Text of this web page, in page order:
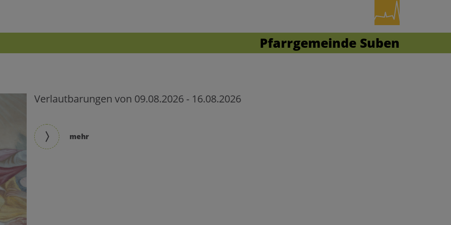
Pfarrgemeinde Suben
Verlautbarungen von 09.08.2026 - 16.08.2026
mehr